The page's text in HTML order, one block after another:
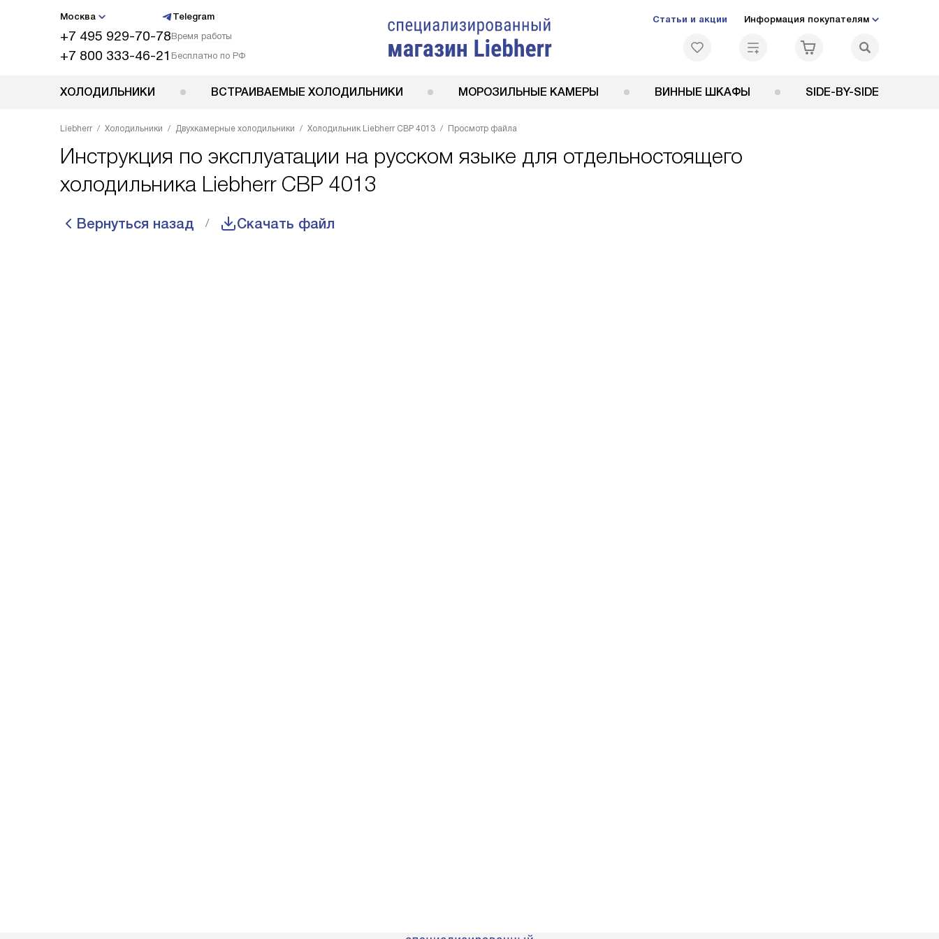
Москва Telegram
+7 495 929-70-78Время работы
+7 800 333-46-21 Бесплатно по РФ
Статьи и акции Информация покупателям
ХОЛОДИЛЬНИКИ ВСТРАИВАЕМЫЕ ХОЛОДИЛЬНИКИ МОРОЗИЛЬНЫЕ КАМЕРЫ ВИННЫЕ ШКАФЫ SIDE-BY-SIDE
Liebherr Холодильники Двухкамерные холодильники Холодильник Liebherr CBP 4013 Просмотр файла
Инструкция по эксплуатации на русском языке для отдельностоящего
холодильника Liebherr CBP 4013
Вернуться назад Скачать файл